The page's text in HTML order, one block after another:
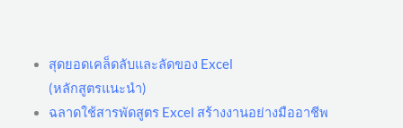
สุดยอดเคล็ดลับและลัดของ Excel
(หลักสูตรแนะนำ)
ฉลาดใช้สารพัดสูตร Excel สร้างงานอย่างมืออาชีพ